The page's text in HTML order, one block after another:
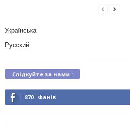
Українська
Русский
Слідкуйте за нами :
870 Фанів